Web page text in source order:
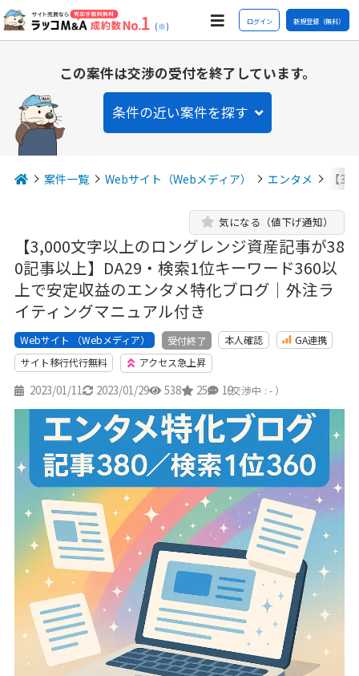
(※) ログイン 新規登録（無料）
この案件は交渉の受付を終了しています。
条件の近い案件を探す
案件一覧 Webサイト（Webメディア） エンタメ 【
【3,000文字以上のロングレンジ資産記事が38
0記事以上】DA29・検索1位キーワード360以
上で安定収益のエンタメ特化ブログ｜外注ラ
イティングマニュアル付き
気になる（値下げ通知）
Webサイト （Webメディア） 受付終了 本人確認
GA連携
サイト移行代行無料
アクセス急上昇
2023/01/11 2023/01/29 538 25 19
（交渉中 : - ）